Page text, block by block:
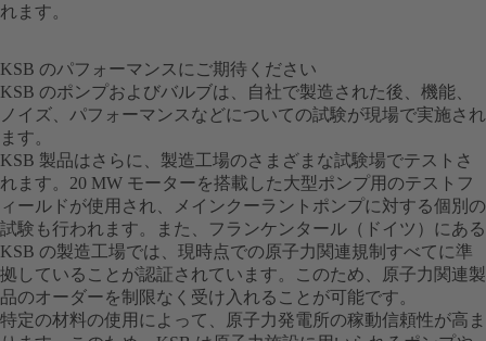
れます。
KSB のパフォーマンスにご期待ください
KSB のポンプおよびバルブは、自社で製造された後、機能、
ノイズ、パフォーマンスなどについての試験が現場で実施され
ます。
KSB 製品はさらに、製造工場のさまざまな試験場でテストさ
れます。20 MW モーターを搭載した大型ポンプ用のテストフ
ィールドが使用され、メインクーラントポンプに対する個別の
試験も行われます。また、フランケンタール（ドイツ）にある
KSB の製造工場では、現時点での原子力関連規制すべてに準
拠していることが認証されています。このため、原子力関連製
品のオーダーを制限なく受け入れることが可能です。
特定の材料の使用によって、原子力発電所の稼動信頼性が高ま